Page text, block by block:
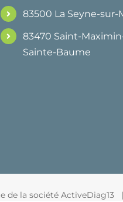
83500 La Seyne-sur-
83470 Saint-
Sainte-Baume
de la société